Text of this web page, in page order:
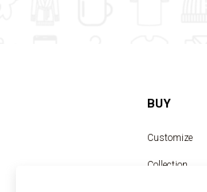
BUY
Customize
Collection